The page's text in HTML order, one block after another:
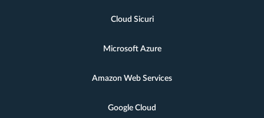
Cloud Sicuri
Microsoft Azure
Amazon Web Services
Google Cloud